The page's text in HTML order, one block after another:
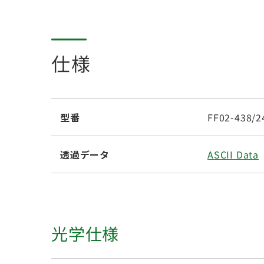
仕様
型番 FF02-438/
透過データ ASCII Data
光学仕様